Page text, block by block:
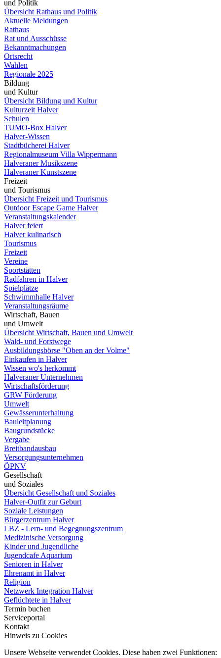
und Politik
Übersicht Rathaus und Politik
Aktuelle Meldungen
Rathaus
Rat und Ausschüsse
Bekanntmachungen
Ortsrecht
Wahlen
Regionale 2025
Bildung
und Kultur
Übersicht Bildung und Kultur
Kulturzeit Halver
Schulen
TUMO-Box Halver
Halver-Wissen
Stadtbücherei Halver
Regionalmuseum Villa Wippermann
Halveraner Musikszene
Halveraner Kunstszene
Freizeit
und Tourismus
Übersicht Freizeit und Tourismus
Outdoor Escape Game Halver
Veranstaltungskalender
Halver feiert
Halver kulinarisch
Tourismus
Freizeit
Vereine
Sportstätten
Radfahren in Halver
Spielplätze
Schwimmhalle Halver
Veranstaltungsräume
Wirtschaft, Bauen
und Umwelt
Übersicht Wirtschaft, Bauen und Umwelt
Wald- und Forstwege
Ausbildungsbörse "Oben an der Volme"
Einkaufen in Halver
Wissen wo's herkommt
Halveraner Unternehmen
Wirtschaftsförderung
GRW Förderung
Umwelt
Gewässerunterhaltung
Bauleitplanung
Baugrundstücke
Vergabe
Breitbandausbau
Versorgungsunternehmen
ÖPNV
Gesellschaft
und Soziales
Übersicht Gesellschaft und Soziales
Halver-Outfit zur Geburt
Soziale Leistungen
Bürgerzentrum Halver
LBZ - Lern- und Begegnungszentrum
Medizinische Versorgung
Kinder und Jugendliche
Jugendcafe Aquarium
Senioren in Halver
Ehrenamt in Halver
Religion
Netzwerk Integration Halver
Geflüchtete in Halver
Termin buchen
Serviceportal
Kontakt
Hinweis zu Cookies
Unsere Webseite verwendet Cookies. Diese haben zwei Funktionen: